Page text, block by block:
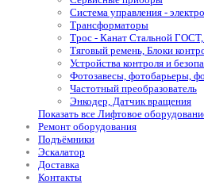
Система управления -
Трансформаторы
Трос - Канат Стальной
Тяговый ремень, Блоки
Устройства контроля и
Фотозавесы, фотобарьеры,
Частотный преобразователь
Энкодер, Датчик вращения
Показать все Лифтовое
Ремонт оборудования
Подъёмники
Эскалатор
Доставка
Контакты